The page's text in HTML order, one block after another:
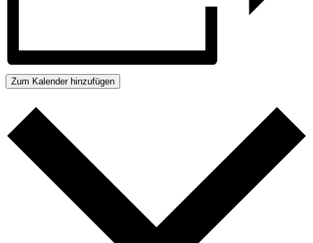
Zum Kalender hinzufügen